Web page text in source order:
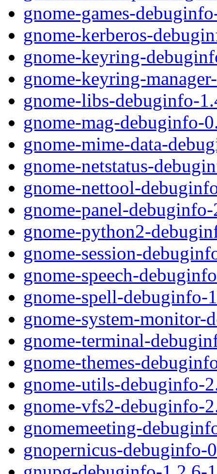
gnome-games-
gnome-kerberos-
gnome-keyring-
gnome-keyring-
gnome-libs-debuginfo-
gnome-mag-debuginfo-
gnome-mime-data-
gnome-netstatus-
gnome-nettool-
gnome-panel-
gnome-python2-
gnome-session-
gnome-speech-
gnome-spell-debuginfo-
gnome-system-monitor-
gnome-terminal-
gnome-themes-
gnome-utils-debuginfo-
gnome-vfs2-debuginfo-
gnomemeeting-
gnopernicus-debuginfo-